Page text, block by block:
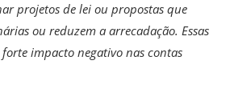
projetos de lei ou propostas que
ou reduzem a arrecadação. Essas
impacto negativo nas contas